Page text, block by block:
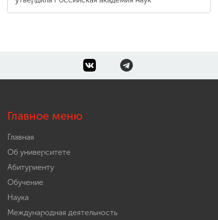
Главное меню
Главная
Об университете
Абитуриенту
Обучение
Наука
Международная деятельность